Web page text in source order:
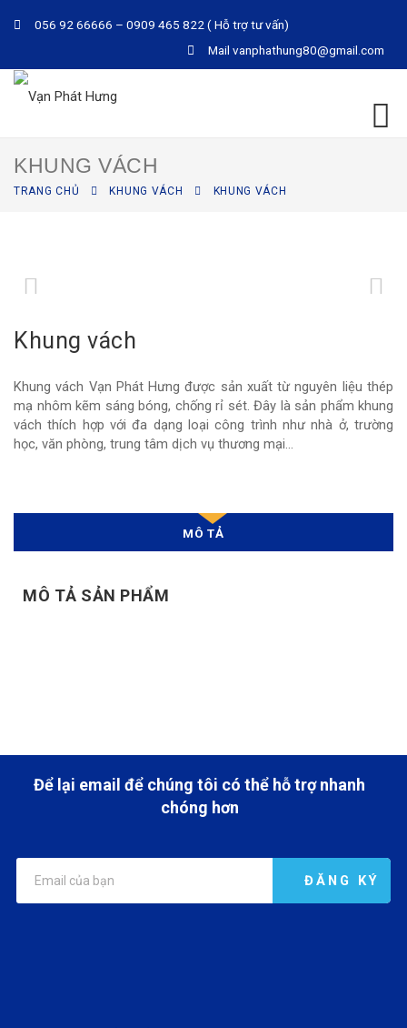
056 92 66666 – 0909 465 822 ( Hỗ trợ tư vấn)
Mail vanphathung80@gmail.com
KHUNG VÁCH
TRANG CHỦ KHUNG VÁCH KHUNG VÁCH
Khung vách
Khung vách Vạn Phát Hưng được sản xuất từ nguyên liệu thép
mạ nhôm kẽm sáng bóng, chống rỉ sét. Đây là sản phẩm khung
vách thích hợp với đa dạng loại công trình như nhà ở, trường
học, văn phòng, trung tâm dịch vụ thương mại…
MÔ TẢ
MÔ TẢ SẢN PHẨM
Để lại email để chúng tôi có thể hỗ trợ nhanh
chóng hơn